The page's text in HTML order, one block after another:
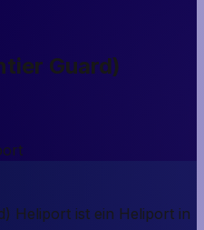
Guard)
Heliport ist ein Heliport in